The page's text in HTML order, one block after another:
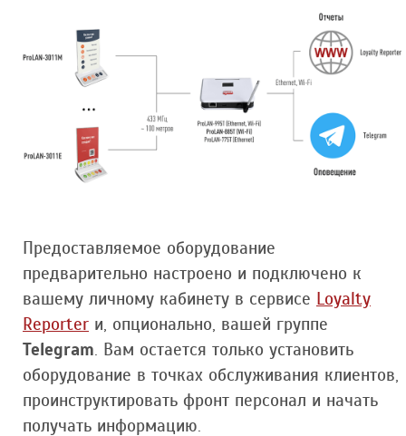
Предоставляемое оборудование
предварительно настроено и подключено к
вашему личному кабинету в сервисе Loyalty
Reporter и, опционально, вашей группе
Telegram. Вам остается только установить
оборудование в точках обслуживания клиентов,
проинструктировать фронт персонал и начать
получать информацию.